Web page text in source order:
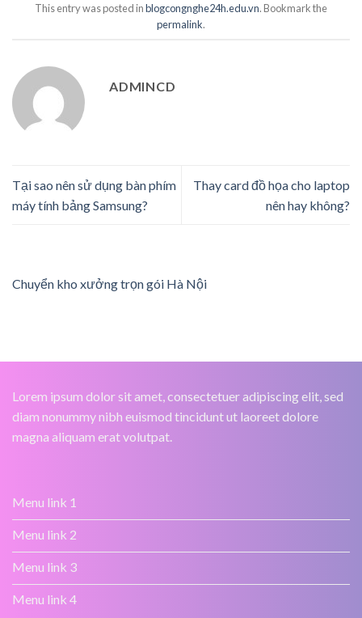
This entry was posted inblogcongnghe24h.edu.vn. Bookmark the
permalink.
ADMINCD
Tại sao nên sử dụng bàn phím
máy tính bảng Samsung?
Thay card đồ họa cho laptop
nên hay không?
Chuyển kho xưởng trọn gói Hà Nội
Lorem ipsum dolor sit amet, consectetuer adipiscing elit, sed
diam nonummy nibh euismod tincidunt ut laoreet dolore
magna aliquam erat volutpat.
Menu link 1
Menu link 2
Menu link 3
Menu link 4